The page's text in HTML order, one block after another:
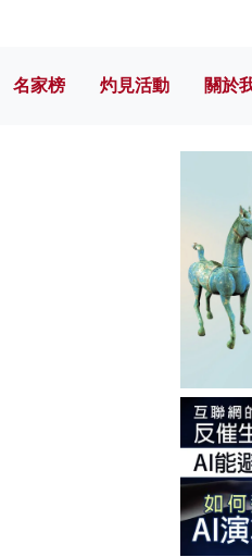
名家榜 灼見活動 關於